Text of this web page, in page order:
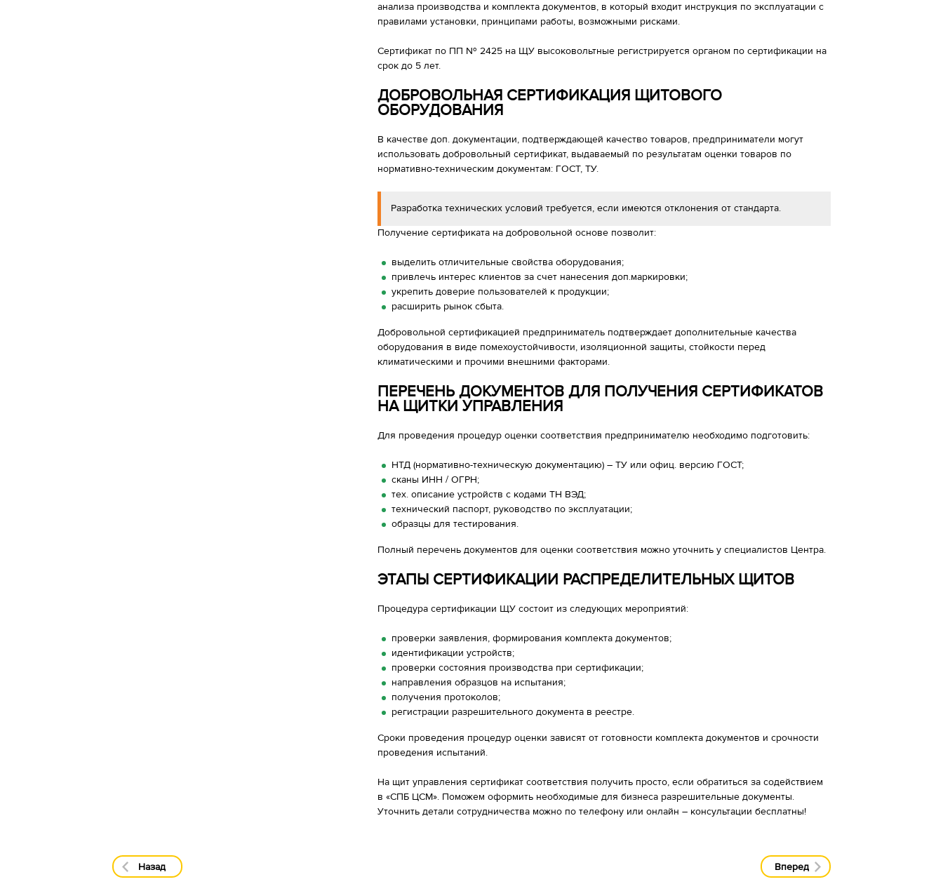
анализа производства и комплекта документов, в который входит инструкция по эксплуатации с
правилами установки, принципами работы, возможными рисками.
Сертификат по ПП № 2425 на ЩУ высоковольтные регистрируется органом по сертификации на
срок до 5 лет.
ДОБРОВОЛЬНАЯ СЕРТИФИКАЦИЯ ЩИТОВОГО
ОБОРУДОВАНИЯ
В качестве доп. документации, подтверждающей качество товаров, предприниматели могут
использовать добровольный сертификат, выдаваемый по результатам оценки товаров по
нормативно-техническим документам: ГОСТ, ТУ.
Разработка технических условий требуется, если имеются отклонения от стандарта.
Получение сертификата на добровольной основе позволит:
выделить отличительные свойства оборудования;
привлечь интерес клиентов за счет нанесения доп.маркировки;
укрепить доверие пользователей к продукции;
расширить рынок сбыта.
Добровольной сертификацией предприниматель подтверждает дополнительные качества
оборудования в виде помехоустойчивости, изоляционной защиты, стойкости перед
климатическими и прочими внешними факторами.
ПЕРЕЧЕНЬ ДОКУМЕНТОВ ДЛЯ ПОЛУЧЕНИЯ СЕРТИФИКАТОВ
НА ЩИТКИ УПРАВЛЕНИЯ
Для проведения процедур оценки соответствия предпринимателю необходимо подготовить:
НТД (нормативно-техническую документацию) – ТУ или офиц. версию ГОСТ;
сканы ИНН / ОГРН;
тех. описание устройств с кодами ТН ВЭД;
технический паспорт, руководство по эксплуатации;
образцы для тестирования.
Полный перечень документов для оценки соответствия можно уточнить у специалистов Центра.
ЭТАПЫ СЕРТИФИКАЦИИ РАСПРЕДЕЛИТЕЛЬНЫХ ЩИТОВ
Процедура сертификации ЩУ состоит из следующих мероприятий:
проверки заявления, формирования комплекта документов;
идентификации устройств;
проверки состояния производства при сертификации;
направления образцов на испытания;
получения протоколов;
регистрации разрешительного документа в реестре.
Сроки проведения процедур оценки зависят от готовности комплекта документов и срочности
проведения испытаний.
На щит управления сертификат соответствия получить просто, если обратиться за содействием
в «СПБ ЦСМ». Поможем оформить необходимые для бизнеса разрешительные документы.
Уточнить детали сотрудничества можно по телефону или онлайн – консультации бесплатны!
Назад Вперед